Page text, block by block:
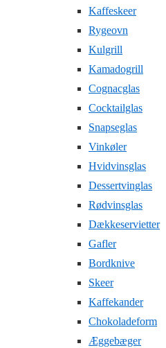
Kaffeskeer
Rygeovn
Kulgrill
Kamadogrill
Cognacglas
Cocktailglas
Snapseglas
Vinkøler
Hvidvinsglas
Dessertvinglas
Rødvinsglas
Dækkeservietter
Gafler
Bordknive
Skeer
Kaffekander
Chokoladeform
Æggebæger